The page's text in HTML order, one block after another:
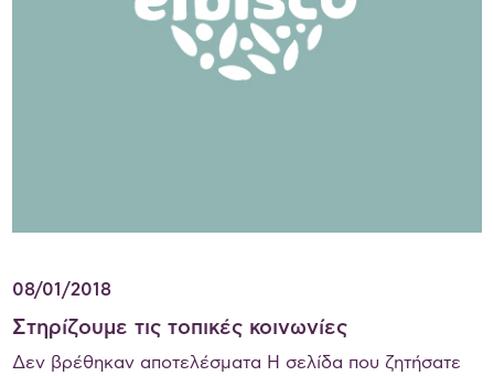
08/01/2018
Στηρίζουμε τις τοπικές κοινωνίες
Δεν βρέθηκαν αποτελέσματα Η σελίδα που ζητήσατε